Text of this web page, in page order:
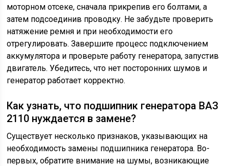
моторном отсеке, сначала прикрепив его болтами, а
затем подсоединив проводку. Не забудьте проверить
натяжение ремня и при необходимости его
отрегулировать. Завершите процесс подключением
аккумулятора и проверьте работу генератора, запустив
двигатель. Убедитесь, что нет посторонних шумов и
генератор работает корректно.
Как узнать, что подшипник генератора ВАЗ
2110 нуждается в замене?
Существует несколько признаков, указывающих на
необходимость замены подшипника генератора. Во-
первых, обратите внимание на шумы, возникающие